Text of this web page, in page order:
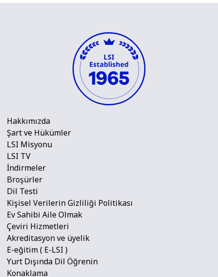
Hakkımızda
Şart ve Hükümler
LSI Misyonu
LSI TV
İndirmeler
Broşürler
Dil Testi
Kişisel Verilerin Gizliliği Politikası
Ev Sahibi Aile Olmak
Çeviri Hizmetleri
Akreditasyon ve üyelik
E-eğitim ( E-LSI )
Yurt Dışında Dil Öğrenin
Konaklama